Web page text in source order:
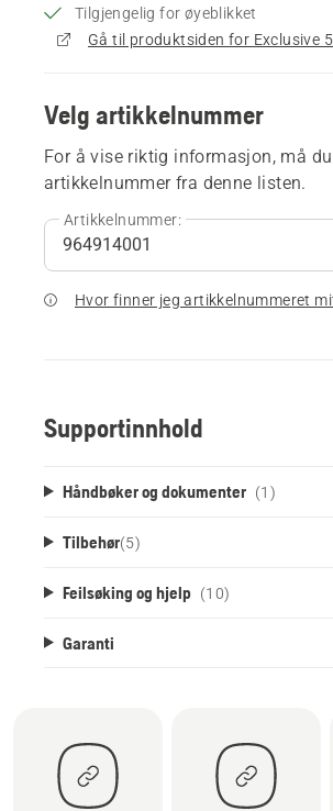
Tilgjengelig for øyeblikket
Gå til produktsiden for Exclusive
Velg artikkelnummer
For å vise riktig informasjon, må
artikkelnummer fra denne listen.
Artikkelnummer:
Hvor finner jeg artikkelnummeret
Supportinnhold
Håndbøker og dokumenter (1)
Tilbehør(5)
Feilsøking og hjelp (10)
Garanti